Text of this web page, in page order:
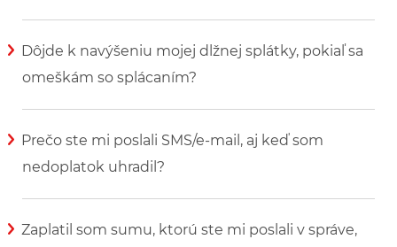
Dôjde k navýšeniu mojej dlžnej splátky, pokiaľ sa
omeškám so splácaním?
Prečo ste mi poslali SMS/e-mail, aj keď som
nedoplatok uhradil?
Zaplatil som sumu, ktorú ste mi poslali v správe,